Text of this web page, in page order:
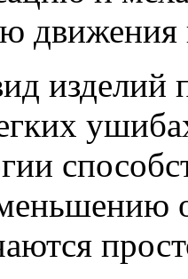
движения
изделий